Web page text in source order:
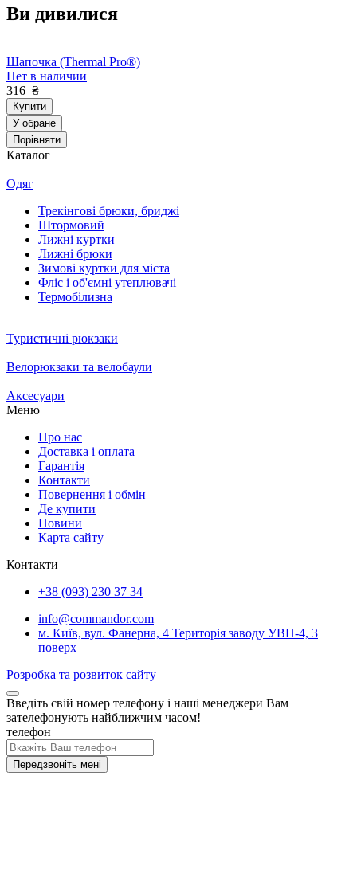
Ви дивилися
Шапочка (Thermal Pro®)
Нет в наличии
316 ₴
Купити
У обране
Порівняти
Каталог
Одяг
Трекінгові брюки, бриджі
Штормовий
Лижні куртки
Лижні брюки
Зимові куртки для міста
Фліс і об'ємні утеплювачі
Термобілизна
Туристичні рюкзаки
Велорюкзаки та велобаули
Аксесуари
Меню
Про нас
Доставка і оплата
Гарантія
Контакти
Повернення і обмін
Де купити
Новини
Карта сайту
Контакти
+38 (093) 230 37 34
info@commandor.com
м. Київ, вул. Фанерна, 4 Територія заводу УВП-4, 3
поверх
Розробка та розвиток сайту
Введіть свій номер телефону і наші менеджери Вам
зателефонують найближчим часом!
телефон
Передзвоніть мені